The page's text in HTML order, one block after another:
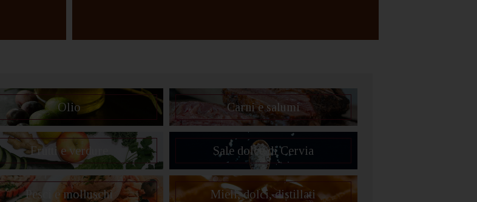
Olio Carni e salumi
Frutti e verdure Sale dolce di Cervia
Pesci e molluschi Mieli, dolci, distillati